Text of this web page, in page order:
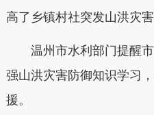
高了乡镇村社突发山洪灾
温州市水利部门提醒市
强山洪灾害防御知识学习
援。